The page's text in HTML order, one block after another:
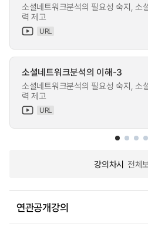
소셜네트워크분석의 필요성 숙지, 소
력 제고
URL
소셜네트워크분석의 이해-3
소셜네트워크분석의 필요성 숙지, 소
력 제고
URL
강의차시 전체
연관공개강의